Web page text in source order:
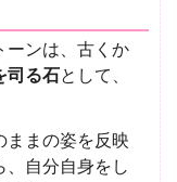
ーンは、古くか
司る石として、
ままの姿を反映
、自分自身をし